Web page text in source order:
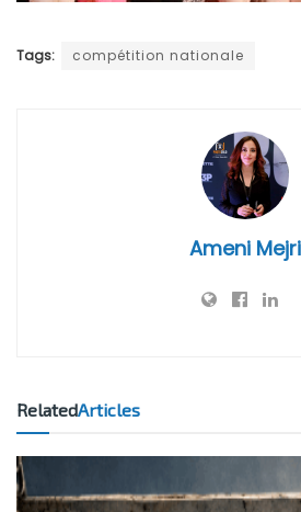
Tags: compétition nationale
Ameni Mejri
RelatedArticles